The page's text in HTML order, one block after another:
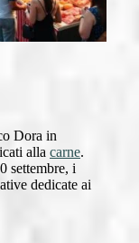
Dora in
alla carne.
settembre, i
dedicate ai